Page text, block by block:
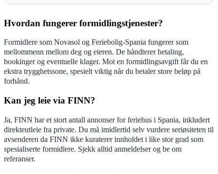
Hvordan fungerer formidlingstjenester?
Formidlere som Novasol og Feriebolig-Spania fungerer som
mellommenn mellom deg og eieren. De håndterer betaling,
bookinger og eventuelle klager. Mot en formidlingsavgift får du en
ekstra trygghetssone, spesielt viktig når du betaler store beløp på
forhånd.
Kan jeg leie via FINN?
Ja, FINN har et stort antall annonser for feriehus i Spania, inkludert
direkteutleie fra private. Du må imidlertid selv vurdere seriøsiteten til
avsenderen da FINN ikke kuraterer innholdet i like stor grad som
spesialiserte formidlere. Sjekk alltid anmeldelser og be om
referanser.